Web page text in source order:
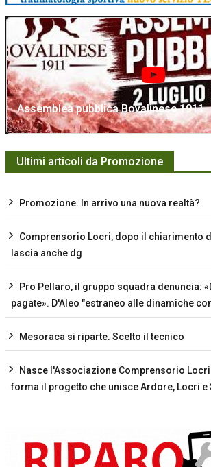
Assemblea pubblica Bovalinese 1911
Ultimi articoli da Promozione
Promozione. In arrivo una nuova realtà?
Comprensorio Locri, dopo il chiarimento
lascia anche dg
Pro Pellaro, il gruppo squadra denuncia:
pagate». D'Aleo "estraneo alle dinamiche
Mesoraca si riparte. Scelto il tecnico
Nasce l'Associazione Comprensorio
forma il progetto che unisce Ardore, Locri e